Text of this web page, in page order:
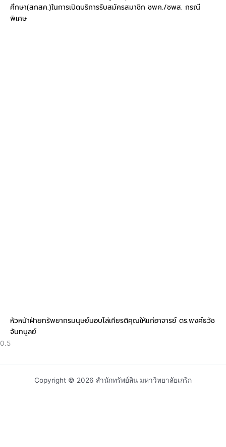
ศึกษา(สกสค.)ในการเปิดบริการรับสมัครสมาชิก ชพค./ชพส. กรณี
พิเศษ
หัวหน้าฝ่ายทรัพยากรมนุษย์มอบโล่เกียรติคุณให้แก่อาจารย์ ดร.พงศ์ธวัช
จันทบูลย์
Copyright © 2026 สำนักทรัพย์สิน มหาวิทยาลัยเกริก